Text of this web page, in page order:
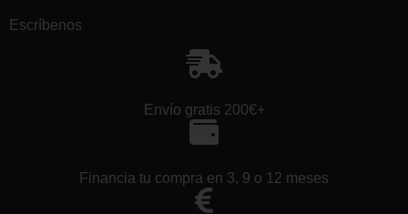
Escríbenos
Envío gratis 200€+
Financia tu compra en 3, 9 o 12 meses